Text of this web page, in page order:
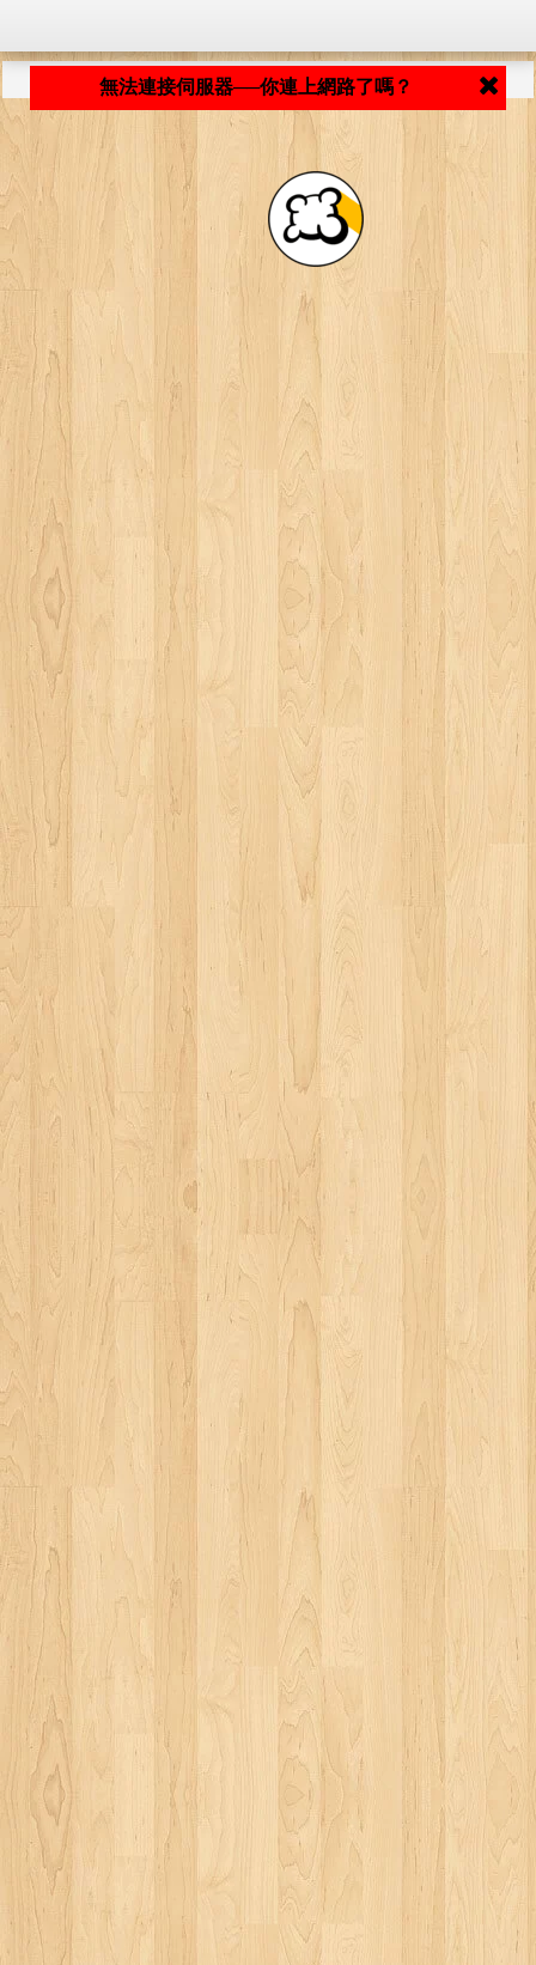
無法連接伺服器──你連上網路了嗎？
程式載入中... ...